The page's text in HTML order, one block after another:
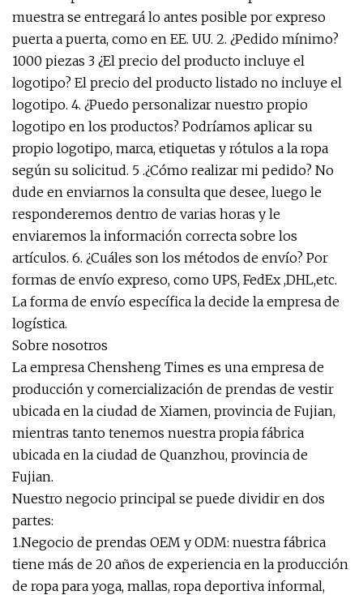
muestra se entregará lo antes posible por expreso
puerta a puerta, como en EE. UU. 2. ¿Pedido mínimo?
1000 piezas 3 ¿El precio del producto incluye el
logotipo? El precio del producto listado no incluye el
logotipo. 4. ¿Puedo personalizar nuestro propio
logotipo en los productos? Podríamos aplicar su
propio logotipo, marca, etiquetas y rótulos a la ropa
según su solicitud. 5 .¿Cómo realizar mi pedido? No
dude en enviarnos la consulta que desee, luego le
responderemos dentro de varias horas y le
enviaremos la información correcta sobre los
artículos. 6. ¿Cuáles son los métodos de envío? Por
formas de envío expreso, como UPS, FedEx ,DHL,etc.
La forma de envío específica la decide la empresa de
logística.
Sobre nosotros
La empresa Chensheng Times es una empresa de
producción y comercialización de prendas de vestir
ubicada en la ciudad de Xiamen, provincia de Fujian,
mientras tanto tenemos nuestra propia fábrica
ubicada en la ciudad de Quanzhou, provincia de
Fujian.
Nuestro negocio principal se puede dividir en dos
partes:
1.Negocio de prendas OEM y ODM: nuestra fábrica
tiene más de 20 años de experiencia en la producción
de ropa para yoga, mallas, ropa deportiva informal,